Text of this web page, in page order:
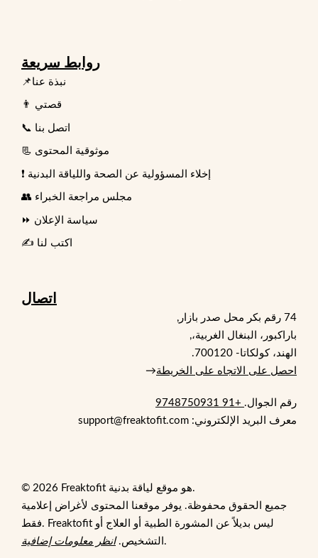
روابط سريعة
📌نبذة عنا
👨 قصتي
📞 اتصل بنا
📃 موثوقية المحتوى
❗ إخلاء المسؤولية عن الصحة واللياقة البدنية
👥 مجلس مراجعة الخبراء
⏩ سياسة الإعلان
✍️ اكتب لنا
اتصال
74 رقم بكر محل صدر بازار,
باراكبور، البنغال الغربية،,
الهند، كولكاتا- 700120.
احصل على الاتجاه على الخريطة→
رقم الجوال. +91 9748750931
معرف البريد الإلكتروني: support@freaktofit.com
© 2026 Freaktofit هو موقع لياقة بدنية.
جميع الحقوق محفوظة. يوفر موقعنا المحتوى لأغراض إعلامية
فقط. Freaktofit ليس بديلاً عن المشورة الطبية أو العلاج أو
التشخيص.انظر معلومات إضافية .